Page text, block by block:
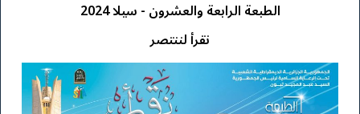
الطبعة الرابعة والعشرون - سيلا 2024​
نقرأ لننتصر